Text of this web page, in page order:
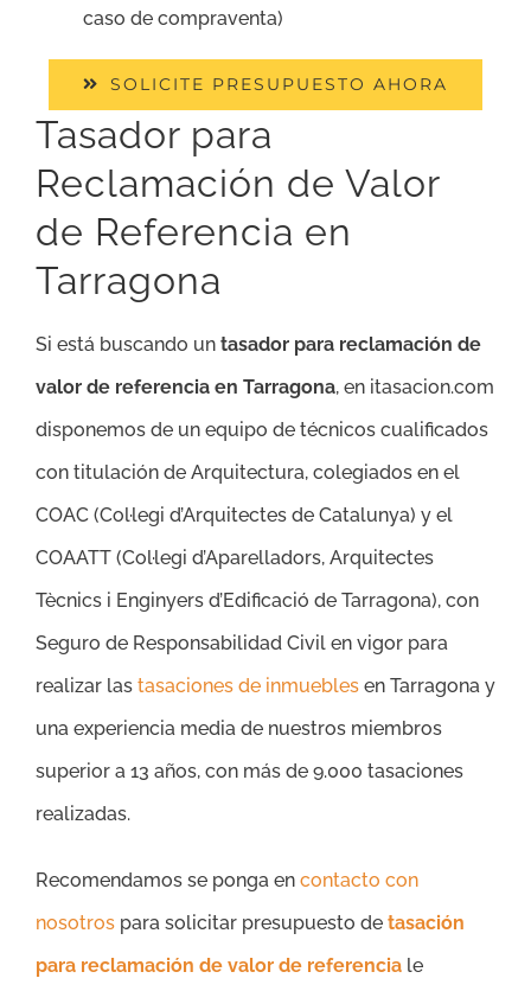
caso de compraventa)
SOLICITE PRESUPUESTO AHORA
Tasador para
Reclamación de Valor
de Referencia en
Tarragona
Si está buscando un tasador para reclamación de
valor de referencia en Tarragona, en itasacion.com
disponemos de un equipo de técnicos cualificados
con titulación de Arquitectura, colegiados en el
COAC (Col·legi d’Arquitectes de Catalunya) y el
COAATT (Col·legi d’Aparelladors, Arquitectes
Tècnics i Enginyers d’Edificació de Tarragona), con
Seguro de Responsabilidad Civil en vigor para
realizar las tasaciones de inmuebles en Tarragona y
una experiencia media de nuestros miembros
superior a 13 años, con más de 9.000 tasaciones
realizadas.
Recomendamos se ponga en contacto con
nosotros para solicitar presupuesto de tasación
para reclamación de valor de referencia le